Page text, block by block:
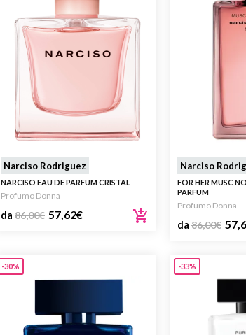
Narciso Rodriguez
NARCISO EAU DE PARFUM CRISTAL
Profumo Donna
da 86,00€ 57,62€
Narciso
FOR HER MUSC
PARFUM
Profumo Donna
da 86,00€
-30% -33%